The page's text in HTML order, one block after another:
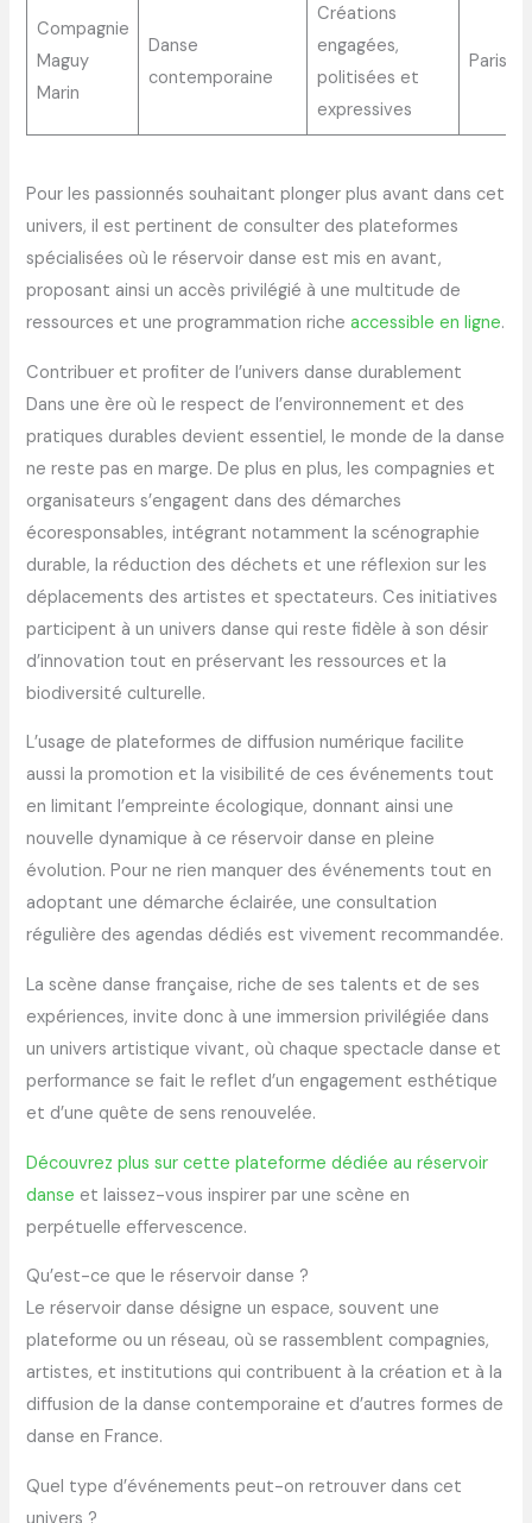
Compagnie
Maguy
Marin
Danse
contemporaine
Créations
engagées,
politisées et
expressives
Paris
Pour les passionnés souhaitant plonger plus avant dans cet
univers, il est pertinent de consulter des plateformes
spécialisées où le réservoir danse est mis en avant,
proposant ainsi un accès privilégié à une multitude de
ressources et une programmation richeaccessible en ligne.
Contribuer et profiter de l’univers danse durablement
Dans une ère où le respect de l’environnement et des
pratiques durables devient essentiel, le monde de la danse
ne reste pas en marge. De plus en plus, les compagnies et
organisateurs s’engagent dans des démarches
écoresponsables, intégrant notamment la scénographie
durable, la réduction des déchets et une réflexion sur les
déplacements des artistes et spectateurs. Ces initiatives
participent à un univers danse qui reste fidèle à son désir
d’innovation tout en préservant les ressources et la
biodiversité culturelle.
L’usage de plateformes de diffusion numérique facilite
aussi la promotion et la visibilité de ces événements tout
en limitant l’empreinte écologique, donnant ainsi une
nouvelle dynamique à ce réservoir danse en pleine
évolution. Pour ne rien manquer des événements tout en
adoptant une démarche éclairée, une consultation
régulière des agendas dédiés est vivement recommandée.
La scène danse française, riche de ses talents et de ses
expériences, invite donc à une immersion privilégiée dans
un univers artistique vivant, où chaque spectacle danse et
performance se fait le reflet d’un engagement esthétique
et d’une quête de sens renouvelée.
Découvrez plus sur cette plateforme dédiée au réservoir
danse et laissez-vous inspirer par une scène en
perpétuelle effervescence.
Qu’est-ce que le réservoir danse ?
Le réservoir danse désigne un espace, souvent une
plateforme ou un réseau, où se rassemblent compagnies,
artistes, et institutions qui contribuent à la création et à la
diffusion de la danse contemporaine et d’autres formes de
danse en France.
Quel type d’événements peut-on retrouver dans cet